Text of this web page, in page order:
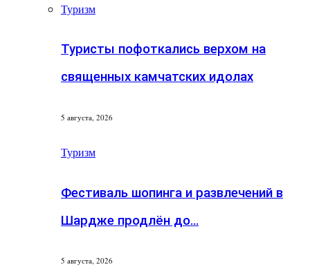
Туризм
Туристы пофоткались верхом на
священных камчатских идолах
5 августа, 2026
Туризм
Фестиваль шопинга и развлечений в
Шардже продлён до…
5 августа, 2026